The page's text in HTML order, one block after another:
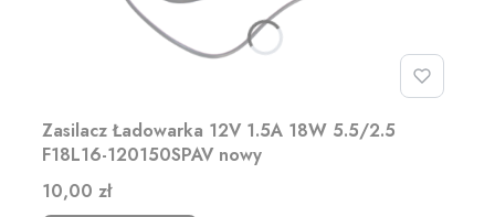
Zasilacz Ładowarka 12V 1.5A 18W 5.5/2.5
F18L16-120150SPAV nowy
Cena
10,00 zł